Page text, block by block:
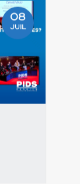
08
JUIL